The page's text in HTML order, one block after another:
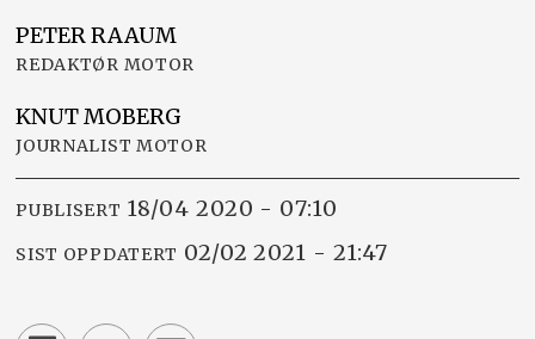
PETERRAAUM
REDAKTØR MOTOR
KNUTMOBERG
JOURNALIST MOTOR
PUBLISERT 18/04 2020 - 07:10
SIST OPPDATERT 02/02 2021 - 21:47